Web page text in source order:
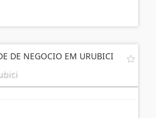
DE NEGOCIO EM URUBICI